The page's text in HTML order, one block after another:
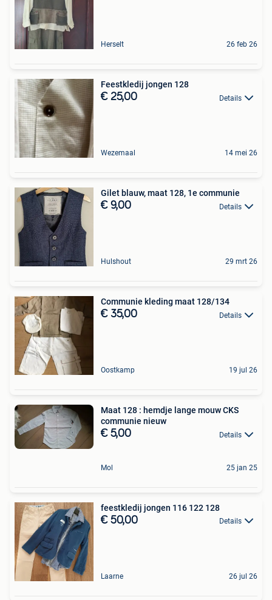
Herselt 26 feb 26
Feestkledij jongen 128
€ 25,00 Details
Wezemaal 14 mei 26
Gilet blauw, maat 128, 1e communie
€ 9,00 Details
Hulshout 29 mrt 26
Communie kleding maat 128/134
€ 35,00 Details
Oostkamp 19 jul 26
Maat 128 : hemdje lange mouw CKS
communie nieuw
€ 5,00 Details
Mol 25 jan 25
feestkledij jongen 116 122 128
€ 50,00 Details
Laarne 26 jul 26